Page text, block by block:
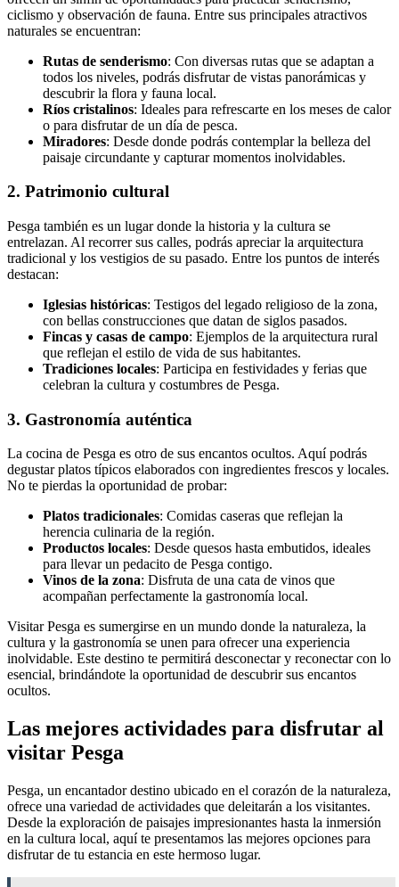
ciclismo y observación de fauna. Entre sus principales atractivos
naturales se encuentran:
Rutas de senderismo: Con diversas rutas que se adaptan a
todos los niveles, podrás disfrutar de vistas panorámicas y
descubrir la flora y fauna local.
Ríos cristalinos: Ideales para refrescarte en los meses de calor
o para disfrutar de un día de pesca.
Miradores: Desde donde podrás contemplar la belleza del
paisaje circundante y capturar momentos inolvidables.
2. Patrimonio cultural
Pesga también es un lugar donde la historia y la cultura se
entrelazan. Al recorrer sus calles, podrás apreciar la arquitectura
tradicional y los vestigios de su pasado. Entre los puntos de interés
destacan:
Iglesias históricas: Testigos del legado religioso de la zona,
con bellas construcciones que datan de siglos pasados.
Fincas y casas de campo: Ejemplos de la arquitectura rural
que reflejan el estilo de vida de sus habitantes.
Tradiciones locales: Participa en festividades y ferias que
celebran la cultura y costumbres de Pesga.
3. Gastronomía auténtica
La cocina de Pesga es otro de sus encantos ocultos. Aquí podrás
degustar platos típicos elaborados con ingredientes frescos y locales.
No te pierdas la oportunidad de probar:
Platos tradicionales: Comidas caseras que reflejan la
herencia culinaria de la región.
Productos locales: Desde quesos hasta embutidos, ideales
para llevar un pedacito de Pesga contigo.
Vinos de la zona: Disfruta de una cata de vinos que
acompañan perfectamente la gastronomía local.
Visitar Pesga es sumergirse en un mundo donde la naturaleza, la
cultura y la gastronomía se unen para ofrecer una experiencia
inolvidable. Este destino te permitirá desconectar y reconectar con lo
esencial, brindándote la oportunidad de descubrir sus encantos
ocultos.
Las mejores actividades para disfrutar al
visitar Pesga
Pesga, un encantador destino ubicado en el corazón de la naturaleza,
ofrece una variedad de actividades que deleitarán a los visitantes.
Desde la exploración de paisajes impresionantes hasta la inmersión
en la cultura local, aquí te presentamos las mejores opciones para
disfrutar de tu estancia en este hermoso lugar.